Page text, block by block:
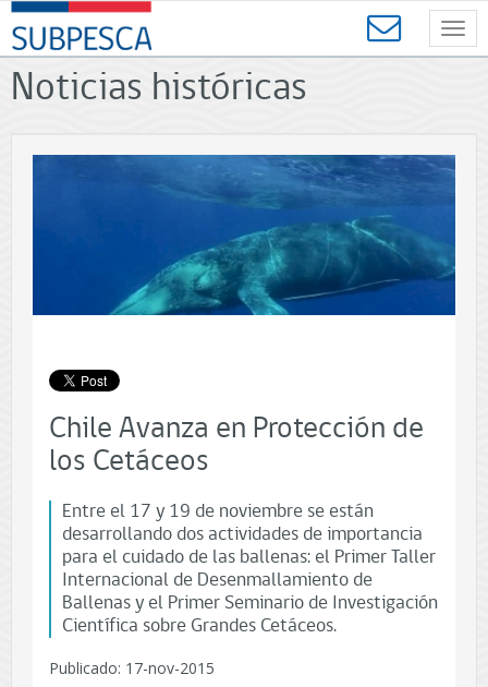
Contenido
principal
SUBPESCA
-
Subsecretaría
de
Acuicultura
Noticias históricas
Chile Avanza en Protección de
los Cetáceos
Entre el 17 y 19 de noviembre se están
desarrollando dos actividades de importancia
para el cuidado de las ballenas: el Primer Taller
Internacional de Desenmallamiento de
Ballenas y el Primer Seminario de Investigación
Científica sobre Grandes Cetáceos.
Publicado: 17-nov-2015